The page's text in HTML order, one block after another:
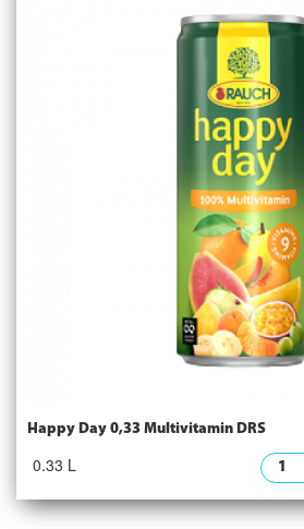
Happy Day 0,33 Multivitamin DRS
0.33 L